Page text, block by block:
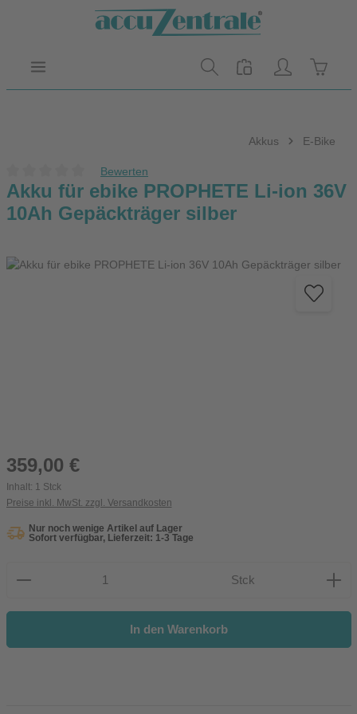
Zum Hauptinhalt springen
Akkus E-Bike
Durchschnittliche Bewertung von 0 von 5 Sternen
Bewerten
Akku für ebike PROPHETE Li-ion 36V
10Ah Gepäckträger silber
Bildergalerie überspringen
Regulärer Preis:
359,00 €
Inhalt: 1 Stck
Preise inkl. MwSt. zzgl. Versandkosten
Nur noch wenige Artikel auf Lager
Sofort verfügbar, Lieferzeit: 1-3 Tage
Produkt Anzahl: Gib den gewünschten Wert ein oder
Stck
In den Warenkorb